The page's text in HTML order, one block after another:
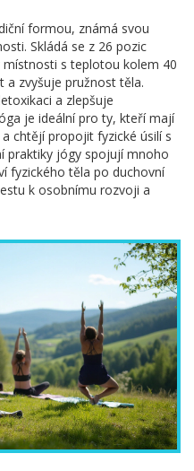
formou, známá svou
Skládá se z 26 pozic
místnosti s teplotou kolem 40
a zvyšuje pružnost těla.
a zlepšuje
je ideální pro ty, kteří mají
chtějí propojit fyzické úsilí s
praktiky jógy spojují mnoho
fyzického těla po duchovní
k osobnímu rozvoji a